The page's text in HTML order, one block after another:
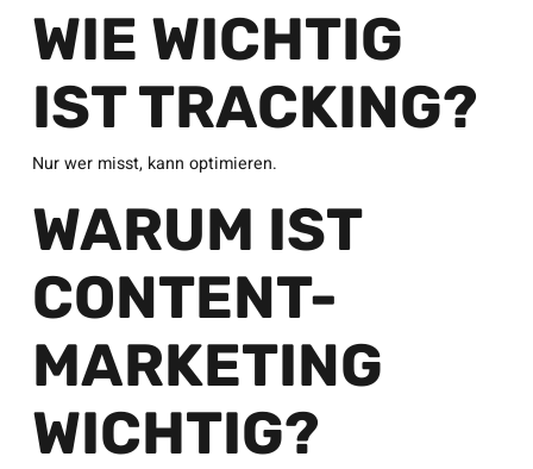
WIE WICHTIG
IST TRACKING?
Nur wer misst, kann optimieren.
WARUM IST
CONTENT-
MARKETING
WICHTIG?